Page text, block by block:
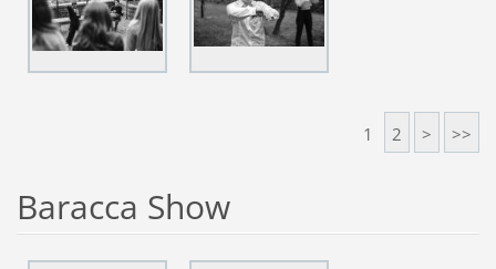
1 2 > >>
Baracca Show